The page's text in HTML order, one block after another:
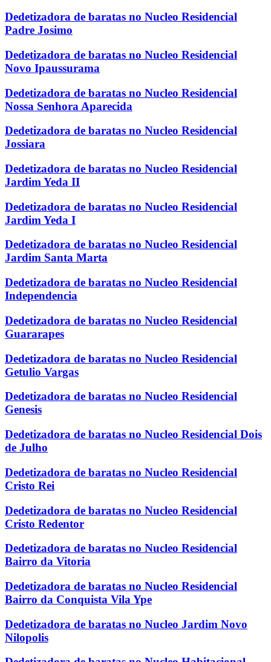
Dedetizadora de baratas no Nucleo Residencial
Padre Josimo
Dedetizadora de baratas no Nucleo Residencial
Novo Ipaussurama
Dedetizadora de baratas no Nucleo Residencial
Nossa Senhora Aparecida
Dedetizadora de baratas no Nucleo Residencial
Jossiara
Dedetizadora de baratas no Nucleo Residencial
Jardim Yeda II
Dedetizadora de baratas no Nucleo Residencial
Jardim Yeda I
Dedetizadora de baratas no Nucleo Residencial
Jardim Santa Marta
Dedetizadora de baratas no Nucleo Residencial
Independencia
Dedetizadora de baratas no Nucleo Residencial
Guararapes
Dedetizadora de baratas no Nucleo Residencial
Getulio Vargas
Dedetizadora de baratas no Nucleo Residencial
Genesis
Dedetizadora de baratas no Nucleo Residencial Dois
de Julho
Dedetizadora de baratas no Nucleo Residencial
Cristo Rei
Dedetizadora de baratas no Nucleo Residencial
Cristo Redentor
Dedetizadora de baratas no Nucleo Residencial
Bairro da Vitoria
Dedetizadora de baratas no Nucleo Residencial
Bairro da Conquista Vila Ype
Dedetizadora de baratas no Nucleo Jardim Novo
Nilopolis